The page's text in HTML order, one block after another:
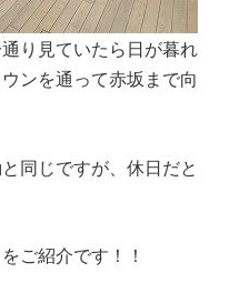
り見ていたら日が暮れ
ンを通って赤坂まで向
同じですが、休日だと
ご紹介です！！